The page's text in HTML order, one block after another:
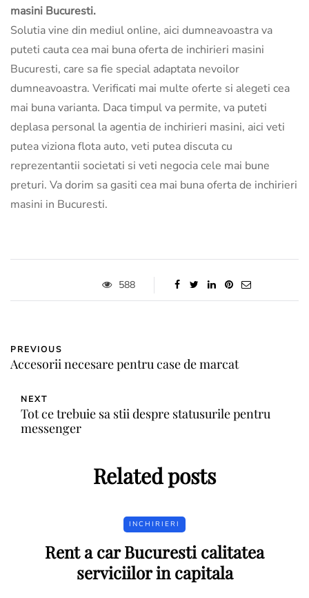
masini Bucuresti.
Solutia vine din mediul online, aici dumneavoastra va
puteti cauta cea mai buna oferta de inchirieri masini
Bucuresti, care sa fie special adaptata nevoilor
dumneavoastra. Verificati mai multe oferte si alegeti cea
mai buna varianta. Daca timpul va permite, va puteti
deplasa personal la agentia de inchirieri masini, aici veti
putea viziona flota auto, veti putea discuta cu
reprezentantii societati si veti negocia cele mai bune
preturi. Va dorim sa gasiti cea mai buna oferta de inchirieri
masini in Bucuresti.
588
PREVIOUS
Accesorii necesare pentru case de marcat
NEXT
Tot ce trebuie sa stii despre statusurile pentru
messenger
Related posts
INCHIRIERI
Rent a car Bucuresti calitatea
serviciilor in capitala